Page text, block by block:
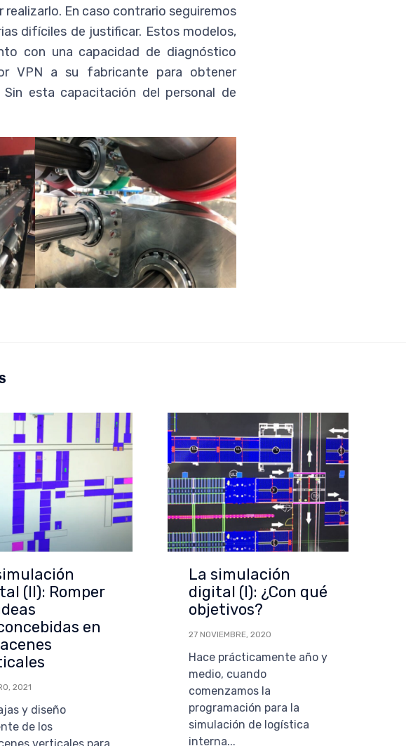
En caso contrario seguiremos
difíciles de justificar. Estos modelos,
con una capacidad de diagnóstico
VPN a su fabricante para obtener
esta capacitación del personal de
(II): Romper
en
2021
y diseño
de los
La simulación
digital (I): ¿Con qué
objetivos?
27 NOVIEMBRE, 2020
Hace prácticamente año y
medio, cuando
comenzamos la
programación para la
simulación de logística
interna...